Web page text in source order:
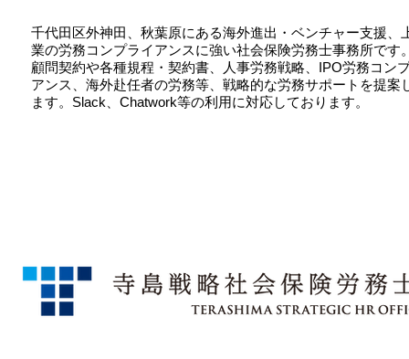
千代田区外神田、秋葉原にある海外進出・ベンチャー支援、
業の労務コンプライアンスに強い社会保険労務士事務所です
顧問契約や各種規程・契約書、人事労務戦略、IPO労務コン
アンス、海外赴任者の労務等、戦略的な労務サポートを提案
ます。Slack、Chatwork等の利用に対応しております。